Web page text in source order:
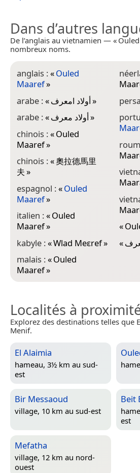
Dans d’autres
De l’anglais au vietnamien — «
nombreux noms.
anglais :«Ouled
Maaref»
arabe :«أولاد امعرف»
arabe :«أولاد معرف»
chinois :«Ouled
Maaref»
chinois :«奧拉德馬里
夫»
espagnol :«Ouled
Maaref»
italien :«Ouled
Maaref»
kabyle :«Wlad Meɛref»
malais :«Ouled
Maaref»
«
«
Localités à
Explorez des destinations telles que
Menif.
El Alaimia
hameau, 3½ km au sud-
est
Bir Messaoud
village, 10 km au sud-est
Beit
est
Mefatha
village, 12 km au nord-
ouest